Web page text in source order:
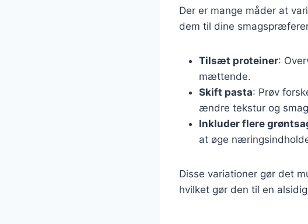
Der er mange måder at
dem til dine
Tilsæt proteiner:
mættende.
Skift pasta: Prøv
ændre tekstur og
Inkluder flere
at øge
Disse variationer gør det
hvilket gør den til en